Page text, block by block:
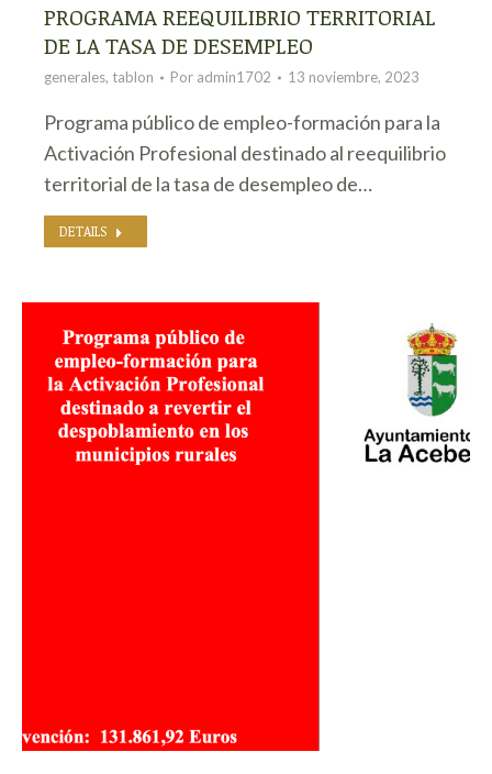
PROGRAMA REEQUILIBRIO TERRITORIAL
DE LA TASA DE DESEMPLEO
generales, tablon Por admin1702 13 noviembre, 2023
Programa público de empleo-formación para la
Activación Profesional destinado al reequilibrio
territorial de la tasa de desempleo de…
DETAILS